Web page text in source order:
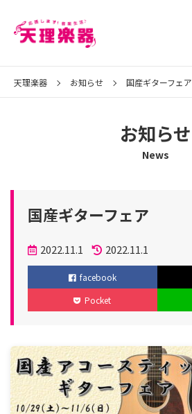
天理楽器 お知らせ 国産ギターフェア
お知らせ
News
国産ギターフェア
投
稿
日
2022.11.1
更
新
2022.11.1
facebook
Pocket